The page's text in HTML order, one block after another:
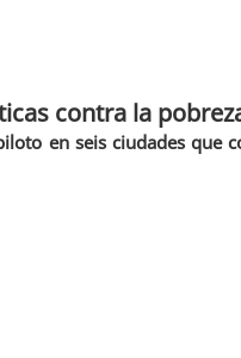
contra la
en seis ciudades que